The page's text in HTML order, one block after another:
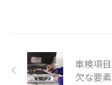
車検項
欠な要